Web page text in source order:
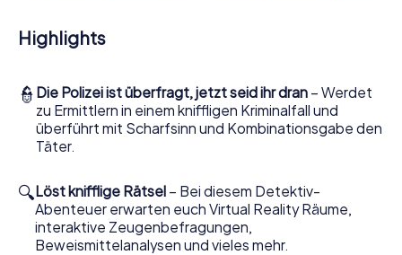
Ob Videoschalte zu einem Zeugen, geheimes
Mitmachkrimi nutzt sämtliche multimedialen Fähigkeiten
Ihres Handgeräts. Das Krimispiel in Vénissieux holt aber
auch aus Ihnen und Ihren Mitstreitern verborgene Talente
heraus! Sie schlüpfen in spannende Rollen und meistern
Fallanalytiker oder Gerichtsmediziner. Sie bekommen
herausfordernde Zusatzaufgaben auf Ihre Handys
gespielt, die Ihrem jeweiligem Charakter entsprechen
und dem Schlagwort „Abwechslungsreichtum“ an ganz
Highlights
👮 Die Polizei ist überfragt, jetzt seid ihr dran – Werdet
zu Ermittlern in einem kniffligen Kriminalfall und
überführt mit Scharfsinn und Kombinationsgabe den
Täter.
🔍Löst knifflige Rätsel – Bei diesem Detektiv-
Abenteuer erwarten euch Virtual Reality Räume,
interaktive Zeugenbefragungen,
Beweismittelanalysen und vieles mehr.